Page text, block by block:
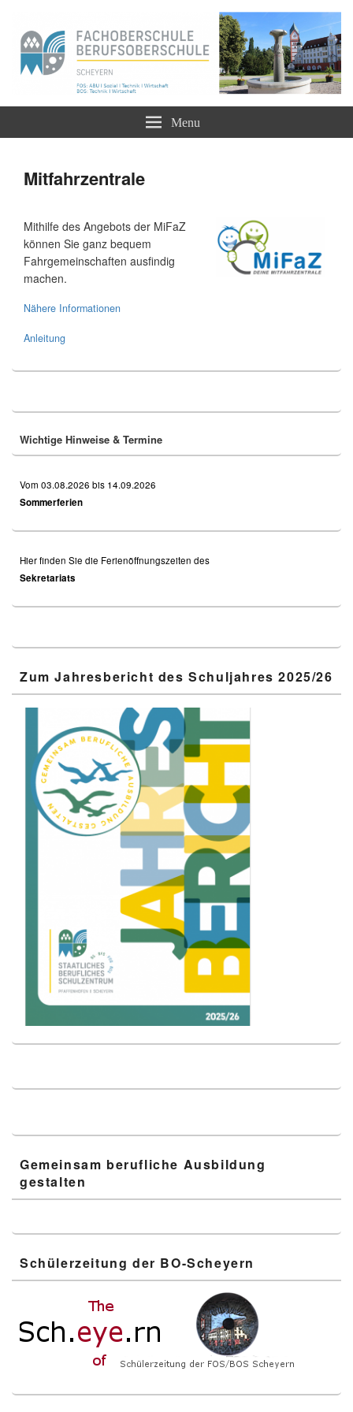
Berufliche Oberschule Scheyern –
FOS BOS
Menu
Mitfahrzentrale
Mithilfe des Angebots der MiFaZ
können Sie ganz bequem
Fahrgemeinschaften ausfindig
machen.
Nähere Informationen
Anleitung
Widget
Wichtige Hinweise & Termine
Vom 03.08.2026 bis 14.09.2026
Sommerferien
Hier finden Sie die Ferienöffnungszeiten des
Sekretariats
Zum Jahresbericht des Schuljahres 2025/26
Gemeinsam berufliche Ausbildung
gestalten
Schülerzeitung der BO-Scheyern